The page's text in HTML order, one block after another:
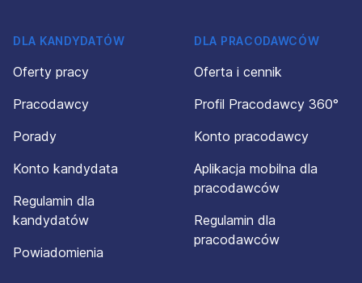
DLA KANDYDATÓW
Oferty pracy
Pracodawcy
Porady
Konto kandydata
Regulamin dla
kandydatów
Powiadomienia
DLA PRACODAWCÓW
Oferta i cennik
Profil Pracodawcy 360°
Konto pracodawcy
Aplikacja mobilna dla
pracodawców
Regulamin dla
pracodawców